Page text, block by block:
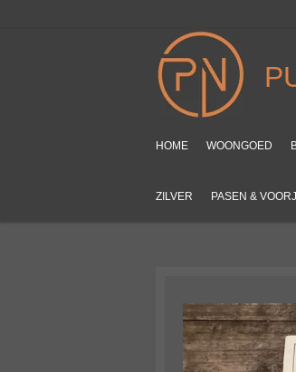
HOME WOONGOED
ZILVER PASEN &